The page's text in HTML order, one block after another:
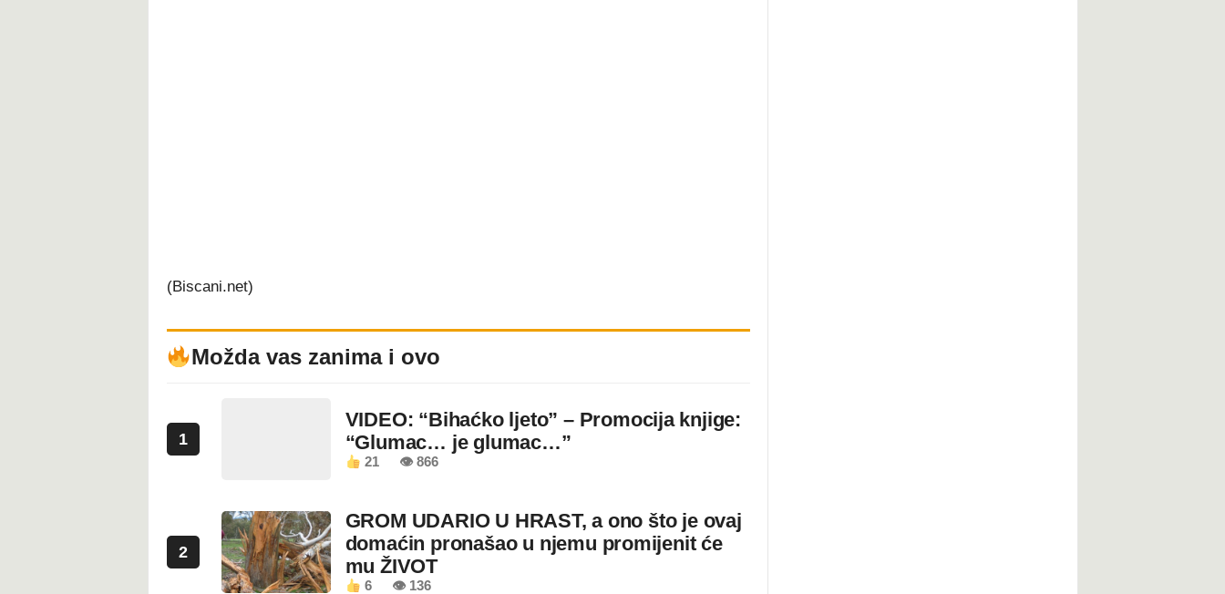
(Biscani.net)
Možda vas zanima i ovo
1
VIDEO: “Bihaćko ljeto” – Promocija knjige:
“Glumac… je glumac…”
21 👁 866
2
GROM UDARIO U HRAST, a ono što je ovaj
domaćin pronašao u njemu promijenit će
mu ŽIVOT
6 👁 136